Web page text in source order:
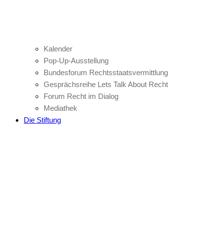
Kalender
Pop-Up-Ausstellung
Bundesforum Rechtsstaatsvermittlung
Gesprächsreihe Lets Talk About Recht
Forum Recht im Dialog
Mediathek
Die Stiftung